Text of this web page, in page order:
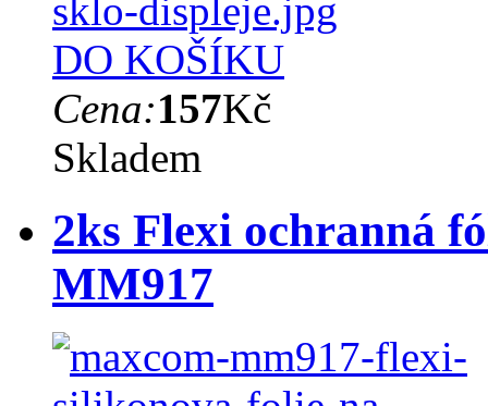
DO KOŠÍKU
Cena:157Kč
Skladem
2ks Flexi ochranná
MM917